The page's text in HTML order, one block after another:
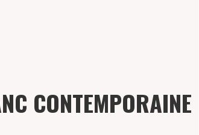
CONTEMPORAINE